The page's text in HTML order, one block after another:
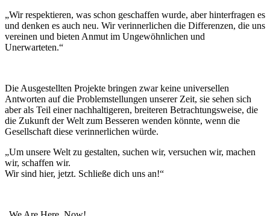
„Wir respektieren, was schon geschaffen wurde, aber hinterfragen es
und denken es auch neu. Wir verinnerlichen die Differenzen, die uns
vereinen und bieten Anmut im Ungewöhnlichen und
Unerwarteten.“
Die Ausgestellten Projekte bringen zwar keine universellen
Antworten auf die Problemstellungen unserer Zeit, sie sehen sich
aber als Teil einer nachhaltigeren, breiteren Betrachtungsweise, die
die Zukunft der Welt zum Besseren wenden könnte, wenn die
Gesellschaft diese verinnerlichen würde.
„Um unsere Welt zu gestalten, suchen wir, versuchen wir, machen
wir, schaffen wir.
Wir sind hier, jetzt. Schließe dich uns an!“